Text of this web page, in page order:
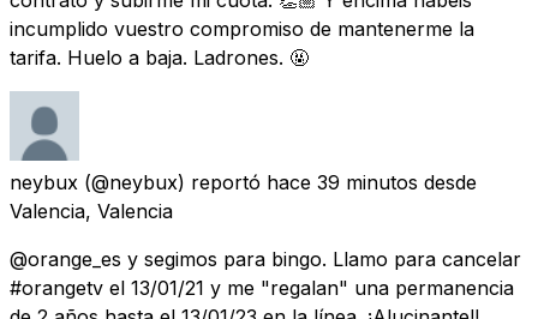
incumplido vuestro compromiso de mantenerme la
tarifa. Huelo a baja. Ladrones. 🤬
neybux (@neybux) reportó hace 39 minutos desde
Valencia, Valencia
@orange_es y segimos para bingo. Llamo para cancelar
#orangetv el 13/01/21 y me "regalan" una permanencia